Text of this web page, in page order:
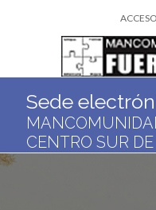
ACCESO
Sede
CENTRO SUR